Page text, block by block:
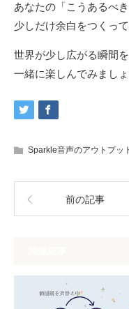
あなたの「こうあるべ
少しだけ余白をつくっ
世界が少し広がる瞬間を
一緒に楽しんでみましょ
Sparkle音声のアウトプッ
前の記事